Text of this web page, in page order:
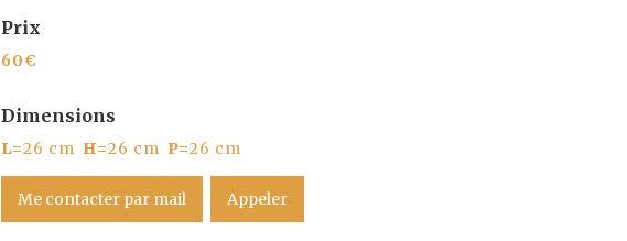
Prix
60€
Dimensions
L=26 cm H=26 cm P=26 cm
Me contacter par mail Appeler